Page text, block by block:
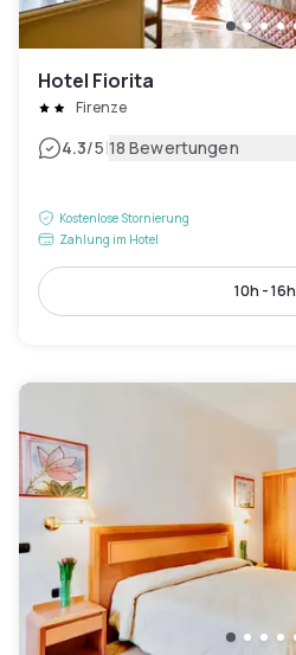
Hotel Fiorita
Firenze
4.3/5|18 Bewertungen
Kostenlose Stornierung
Zahlung im Hotel
10h - 16h